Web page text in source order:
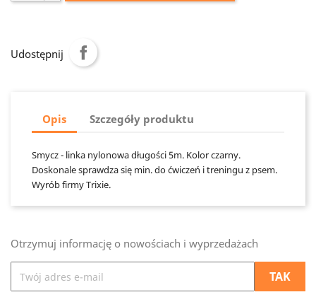
Udostępnij
Opis Szczegóły produktu
Smycz - linka nylonowa długości 5m. Kolor czarny.
Doskonale sprawdza się min. do ćwiczeń i treningu z psem.
Wyrób firmy Trixie.
Otrzymuj informację o nowościach i wyprzedażach